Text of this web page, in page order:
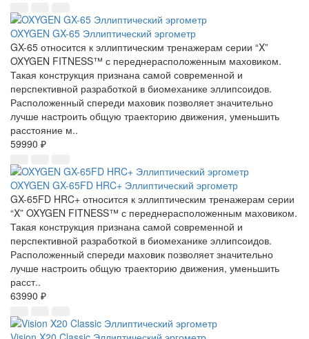
OXYGEN GX-65 Эллиптический эргометр
GX-65 относится к эллиптическим тренажерам серии “X”
OXYGEN FITNESS™ с переднерасположенным маховиком.
Такая конструкция признана самой современной и
перспективной разработкой в биомеханике эллипсоидов.
Расположенный спереди маховик позволяет значительно
лучше настроить общую траекторию движения, уменьшить
расстояние м..
59990 ₽
OXYGEN GX-65FD HRC+ Эллиптический эргометр
GX-65FD HRC+ относится к эллиптическим тренажерам серии
“X” OXYGEN FITNESS™ с переднерасположенным маховиком.
Такая конструкция признана самой современной и
перспективной разработкой в биомеханике эллипсоидов.
Расположенный спереди маховик позволяет значительно
лучше настроить общую траекторию движения, уменьшить
расст..
63990 ₽